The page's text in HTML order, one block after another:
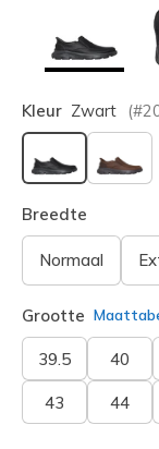
Kleur Zwart (#
geselecteerd
Breedte
Normaal
Grootte
39.5 40
43 44